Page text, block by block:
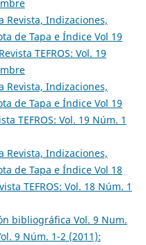
Revista, Indizaciones,
de Tapa e Índice Vol 19
Revista TEFROS: Vol. 19
Revista, Indizaciones,
de Tapa e Índice Vol 19
TEFROS: Vol. 19 Núm. 1
Revista, Indizaciones,
de Tapa e Índice Vol 18
TEFROS: Vol. 18 Núm. 1
bibliográfica Vol. 9 Num.
9 Núm. 1-2 (2011):